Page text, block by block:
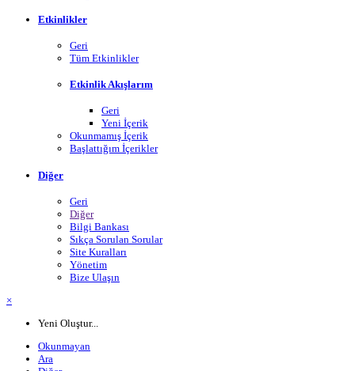
Etkinlikler
Geri
Tüm Etkinlikler
Etkinlik Akışlarım
Geri
Yeni İçerik
Okunmamış İçerik
Başlattığım İçerikler
Diğer
Geri
Diğer
Bilgi Bankası
Sıkça Sorulan Sorular
Site Kuralları
Yönetim
Bize Ulaşın
×
Yeni Oluştur...
Okunmayan
Ara